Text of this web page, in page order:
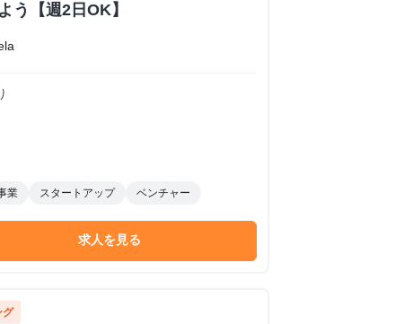
う【週2日OK】
業 スタートアップ ベンチャー
求人を見る
グ